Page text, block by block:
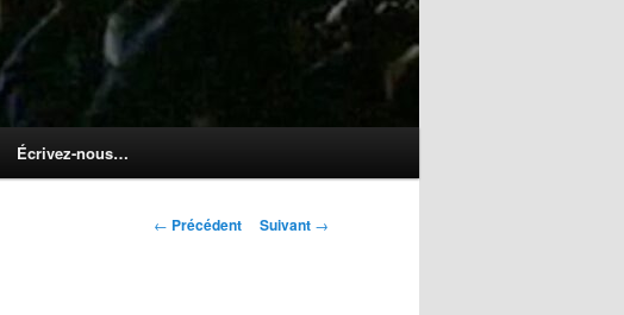
Écrivez-nous…
Navigation
← Précédent Suivant →